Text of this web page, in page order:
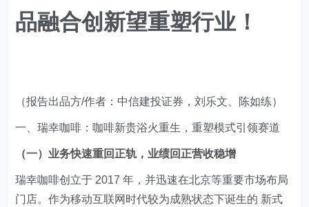
品融合创新望重塑行业！
（报告出品方/作者：中信建投证券，刘乐文、陈如练）
一、瑞幸咖啡：咖啡新贵浴火重生，重塑模式引领赛道
（一）业务快速重回正轨，业绩回正营收稳增
瑞幸咖啡创立于 2017 年，并迅速在北京等重要市场布局
门店。作为移动互联网时代较为成熟状态下诞生的 新式